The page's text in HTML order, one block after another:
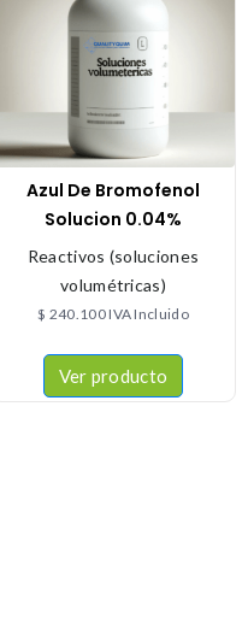
Azul De Bromofenol
Solucion 0.04%
Reactivos (soluciones
volumétricas)
$ 240.100IVA Incluido
Ver producto